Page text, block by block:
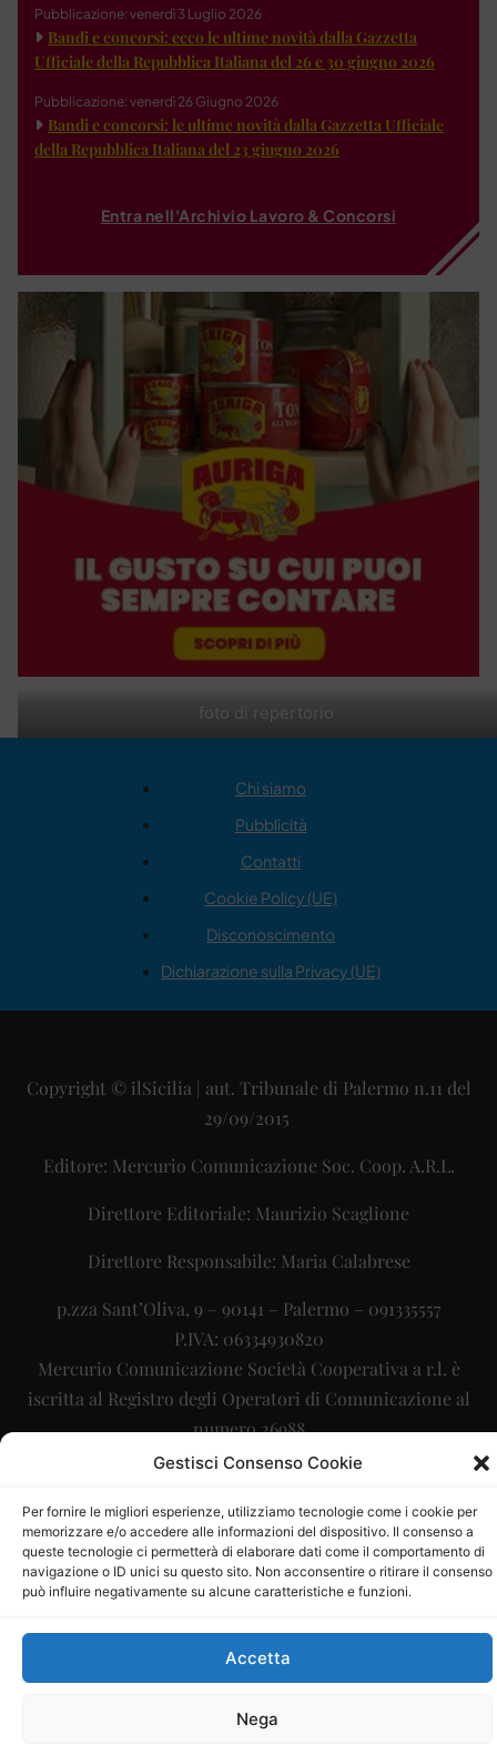
Gestisci Consenso Cookie
Per fornire le migliori esperienze, utilizziamo tecnologie come i cookie per
memorizzare e/o accedere alle informazioni del dispositivo. Il consenso a
queste tecnologie ci permetterà di elaborare dati come il comportamento di
navigazione o ID unici su questo sito. Non acconsentire o ritirare il consenso
può influire negativamente su alcune caratteristiche e funzioni.
Accetta
Nega
foto di repertorio
Pubblicazione: venerdì 3 Luglio 2026
Bandi e concorsi: ecco le ultime novità dalla Gazzetta
Ufficiale della Repubblica Italiana del 26 e 30 giugno 2026
Pubblicazione: venerdì 26 Giugno 2026
Bandi e concorsi: le ultime novità dalla Gazzetta Ufficiale
della Repubblica Italiana del 23 giugno 2026
Entra nell'Archivio Lavoro & Concorsi
Chi siamo
Pubblicità
Contatti
Cookie Policy (UE)
Disconoscimento
Dichiarazione sulla Privacy (UE)
Copyright © ilSicilia | aut. Tribunale di Palermo n.11 del
29/09/2015
Editore: Mercurio Comunicazione Soc. Coop. A.R.L.
Direttore Editoriale: Maurizio Scaglione
Direttore Responsabile: Maria Calabrese
p.zza Sant’Oliva, 9 – 90141 – Palermo – 091335557
P.IVA: 06334930820
Mercurio Comunicazione Società Cooperativa a r.l. è
iscritta al Registro degli Operatori di Comunicazione al
numero 26988
Sito gestito daLa Digitale srl– info@ladigitale.it